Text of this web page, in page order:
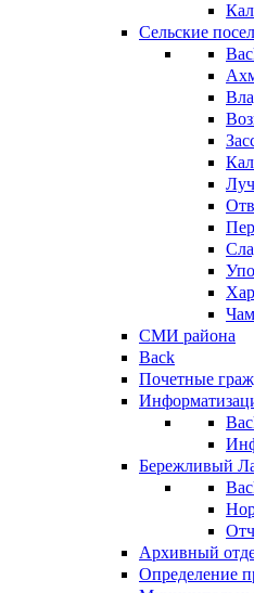
Сельские
СМИ района
Back
Почетные
Бережливый
Архивный
Определение